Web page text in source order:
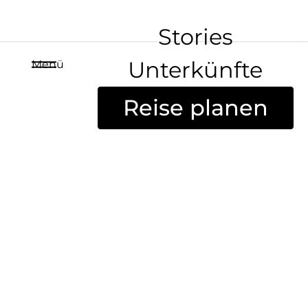
Menü
Stories
Unterkünfte
Reise planen